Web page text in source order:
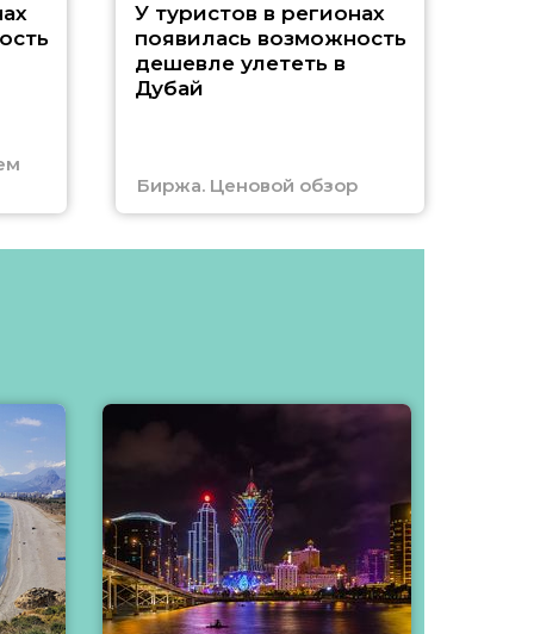
У туристов в регионах
появилась возможность
дешевле улететь в
Дубай
Биржа. Ценовой обзор